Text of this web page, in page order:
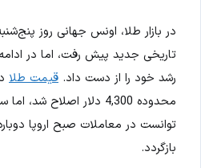
در بازار طلا، اونس جهانی روز
تاریخی جدید پیش رفت، اما در
رشد خود را از دست داد. قیمت طلا
محدوده 4,300 دلار اصلاح
بازگردد.